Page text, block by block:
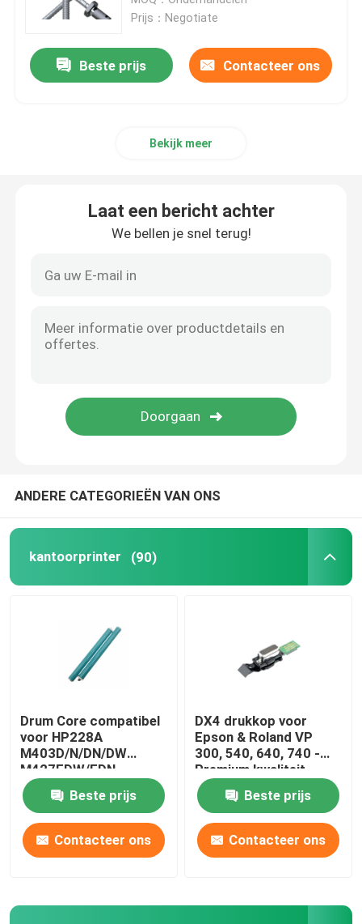
Clutch
Dagelijkse Noodzaak
Prijs：Negotiate
Beste prijs Contacteer ons
Bekijk meer
Laat een bericht achter
We bellen je snel terug!
ANDERE CATEGORIEËN VAN ONS
kantoorprinter (90)
Drum Core compatibel
voor HP228A
M403D/N/DN/DW
M427FDW/FDN
printers
Beste prijs
Contacteer ons
DX4 drukkop voor
Epson & Roland VP
300, 540, 640, 740 -
Premium kwaliteit
Beste prijs
Contacteer ons